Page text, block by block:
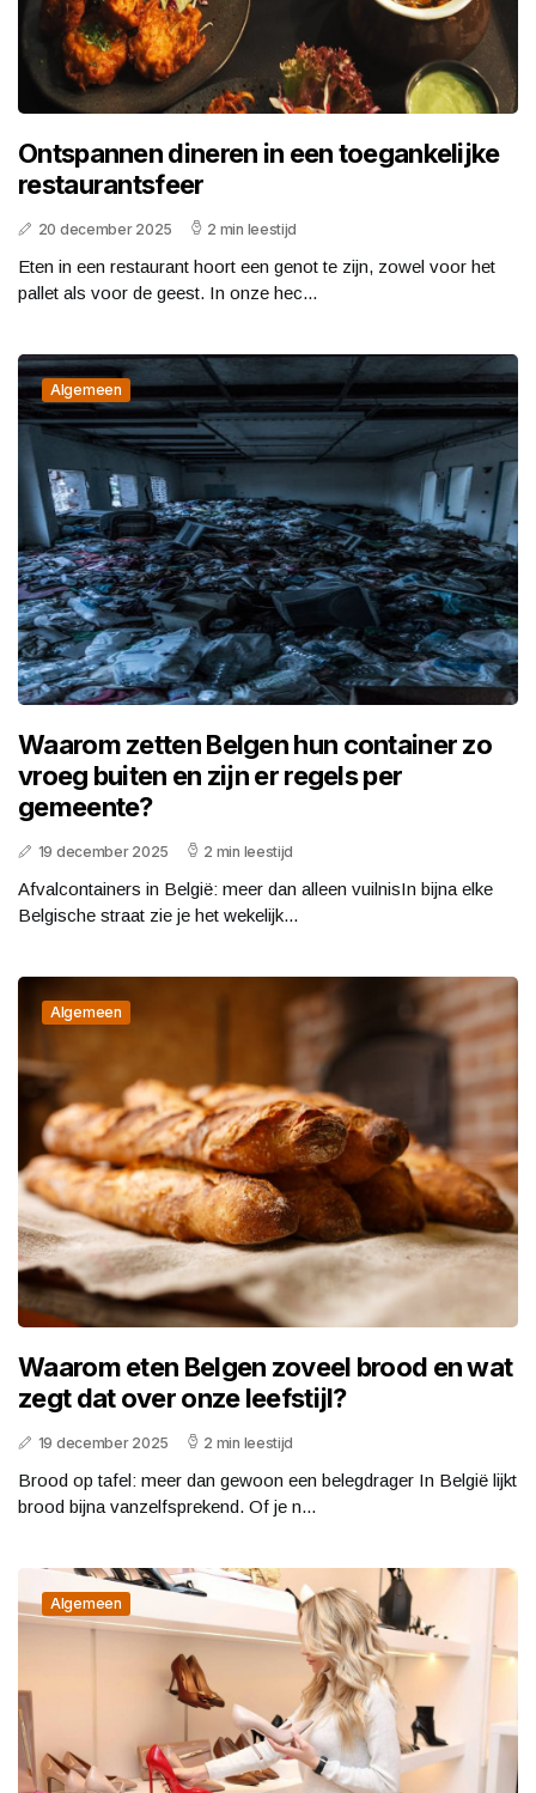
Ontspannen dineren in een toegankelijke
restaurantsfeer
20 december 2025 2 min leestijd
Eten in een restaurant hoort een genot te zijn, zowel voor het
pallet als voor de geest. In onze hec...
Algemeen
Waarom zetten Belgen hun container zo
vroeg buiten en zijn er regels per
gemeente?
19 december 2025 2 min leestijd
Afvalcontainers in België: meer dan alleen vuilnisIn bijna elke
Belgische straat zie je het wekelijk...
Algemeen
Waarom eten Belgen zoveel brood en wat
zegt dat over onze leefstijl?
19 december 2025 2 min leestijd
Brood op tafel: meer dan gewoon een belegdrager In België lijkt
brood bijna vanzelfsprekend. Of je n...
Algemeen